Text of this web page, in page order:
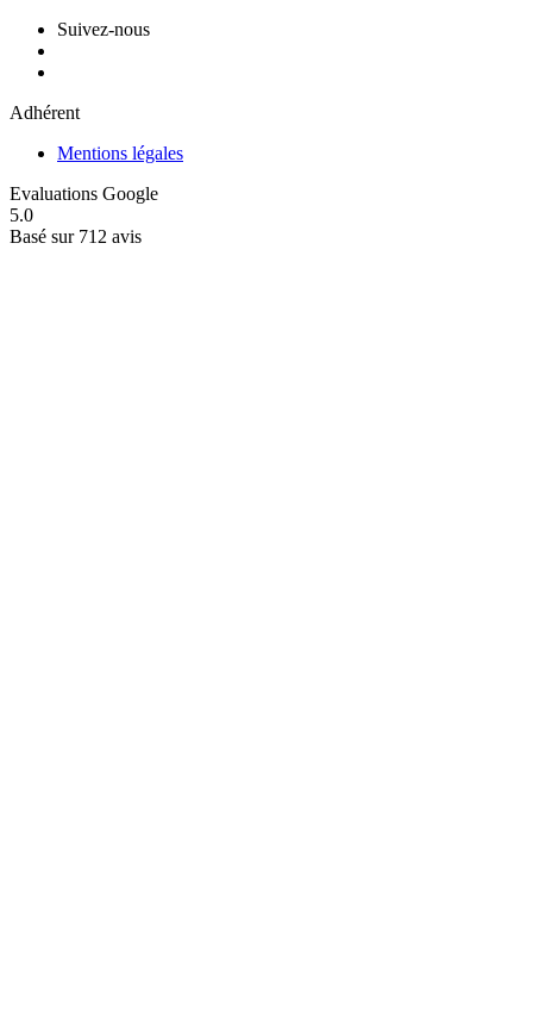
Suivez-nous
Adhérent
Mentions légales
Evaluations Google
5.0
Basé sur 712 avis